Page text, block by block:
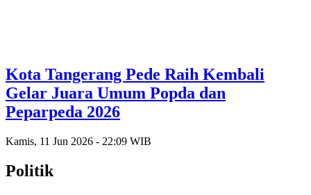
Kota Tangerang Pede Raih Kembali
Gelar Juara Umum Popda dan
Peparpeda 2026
Kamis, 11 Jun 2026 - 22:09 WIB
Politik